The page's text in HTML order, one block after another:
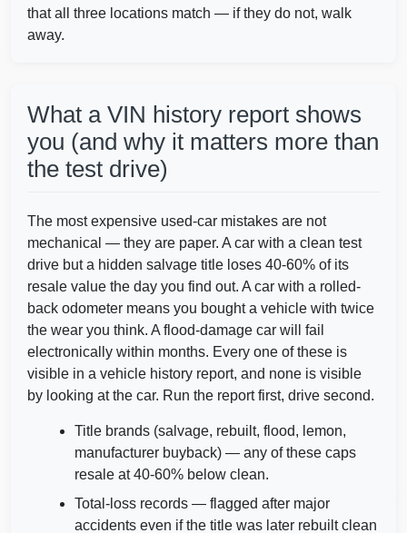
Copart Autocheck
Copart
Copart
that all three locations match — if they do not, walk
away.
What a VIN history report shows
you (and why it matters more than
the test drive)
The most expensive used-car mistakes are not
mechanical — they are paper. A car with a clean test
drive but a hidden salvage title loses 40-60% of its
resale value the day you find out. A car with a rolled-
back odometer means you bought a vehicle with twice
the wear you think. A flood-damage car will fail
electronically within months. Every one of these is
visible in a vehicle history report, and none is visible
by looking at the car. Run the report first, drive second.
Title brands (salvage, rebuilt, flood, lemon,
manufacturer buyback) — any of these caps
resale at 40-60% below clean.
Total-loss records — flagged after major
accidents even if the title was later rebuilt clean